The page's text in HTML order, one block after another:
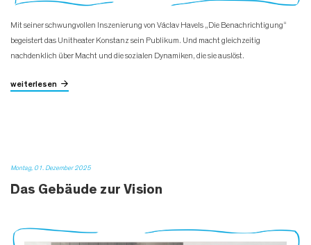
Mit seiner schwungvollen Inszenierung von Václav Havels „Die Benachrichtigung“
begeistert das Unitheater Konstanz sein Publikum. Und macht gleichzeitig
nachdenklich über Macht und die sozialen Dynamiken, die sie auslöst.
weiterlesen
Montag, 01. Dezember 2025
Das Gebäude zur Vision